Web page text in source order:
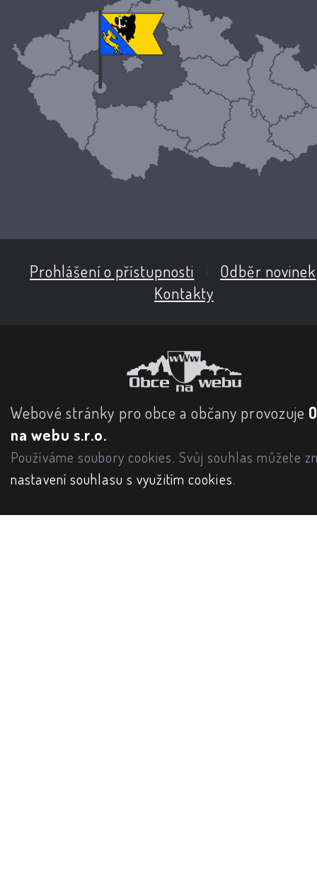
Prohlášení o přístupnosti Odběr novinek
Kontakty
Webové stránky pro obce a občany provozuje
na webu s.r.o.
Používáme soubory cookies. Svůj souhlas můžete
nastavení souhlasu s využitím cookies.